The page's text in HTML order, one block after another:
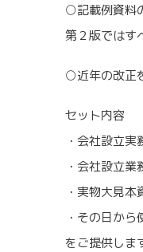
○記載例資料
第２版ではす
○近年の改正
セット内容
・会社設立
・会社設立
・実物大見
・その日か
をご提供しま